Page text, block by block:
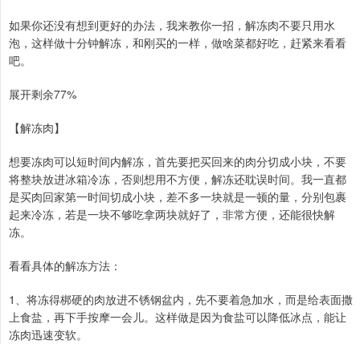
如果你还没有想到更好的办法，我来教你一招，解冻肉不要只用水
泡，这样做十分钟解冻，和刚买的一样，做啥菜都好吃，赶紧来看看
吧。
展开剩余77%
【解冻肉】
想要冻肉可以短时间内解冻，首先要把买回来的肉分切成小块，不要
将整块放进冰箱冷冻，否则想用不方便，解冻还耽误时间。我一直都
是买肉回家第一时间切成小块，差不多一块就是一顿的量，分别包裹
起来冷冻，若是一块不够吃拿两块就好了，非常方便，还能很快解
冻。
看看具体的解冻方法：
1、将冻得梆硬的肉放进不锈钢盆内，先不要着急加水，而是给表面撒
上食盐，再下手按摩一会儿。这样做是因为食盐可以降低冰点，能让
冻肉迅速变软。